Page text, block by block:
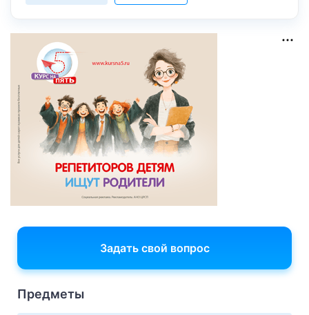
Задать свой вопрос
Предметы